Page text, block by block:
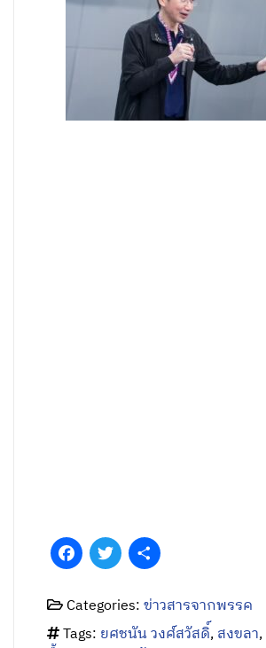
FacebookTwitter
Categories:ข่าวสารจากพรรค
Tags: ยศชนัน วงศ์สวัสดิ์,สงขลา,